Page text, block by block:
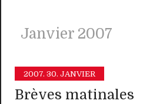
Janvier 2007
2007. 30. JANVIER
Brèves matinales